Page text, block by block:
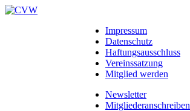
Impressum
Datenschutz
Haftungsausschluss
Vereinssatzung
Mitglied werden
Newsletter
Mitgliederanschreiben